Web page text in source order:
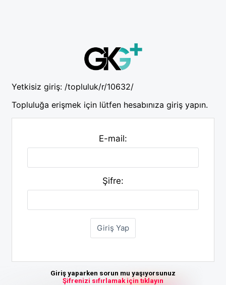
Yetkisiz giriş: /topluluk/r/10632/
Topluluğa erişmek için lütfen hesabınıza giriş yapın.
E-mail:
Şifre:
Giriş yaparken sorun mu yaşıyorsunuz
Şifrenizi sıfırlamak için tıklayın